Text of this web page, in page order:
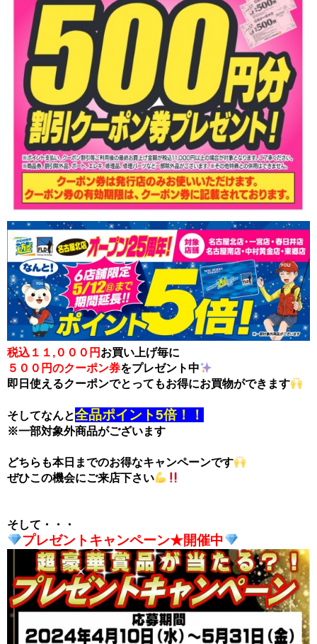
税込１１,０００円 お買い上げ毎に
５００円のクーポン券をプレゼント中
即日使えるクーポンでとってもお得にお買物ができます
そしてなんと全品ポイント5倍！！
※一部対象外商品がございます
どちらも本日までのお得なキャンペーンです
ぜひこの機会にご来店下さい
そして・・・
プレゼントキャンペーン★開催中